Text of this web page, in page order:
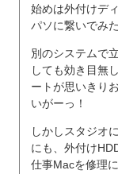
始めは外付けデ
パソに繋いでみ
別のシステムで
しても効き目無
ートが思いきり
いがーっ！
しかしスタジオ
にも、外付け
仕事Macを修理